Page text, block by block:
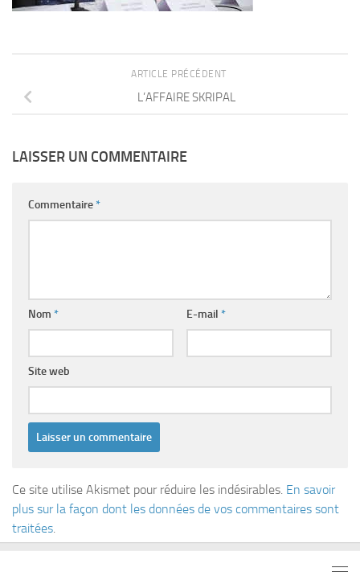
ARTICLE PRÉCÉDENT
L’AFFAIRE SKRIPAL
LAISSER UN COMMENTAIRE
Commentaire*
Nom * E-mail *
Site web
Ce site utilise Akismet pour réduire les indésirables. En savoir
plus sur la façon dont les données de vos commentaires sont
traitées.